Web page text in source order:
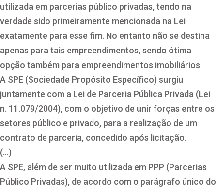
utilizada em parcerias público privadas, tendo na
verdade sido primeiramente mencionada na Lei
exatamente para esse fim. No entanto não se destina
apenas para tais empreendimentos, sendo ótima
opção também para empreendimentos imobiliários:
A SPE (Sociedade Propósito Específico) surgiu
juntamente com a Lei de Parceria Pública Privada (Lei
n. 11.079/2004), com o objetivo de unir forças entre os
setores público e privado, para a realização de um
contrato de parceria, concedido após licitação.
(…)
A SPE, além de ser muito utilizada em PPP (Parcerias
Público Privadas), de acordo com o parágrafo único do